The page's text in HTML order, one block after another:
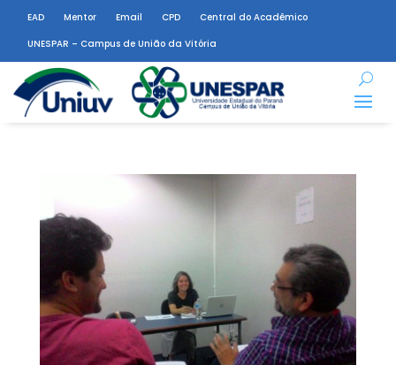
EAD Mentor Email CPD
Central do Acadêmico
UNESPAR – Campus de União da Vitória